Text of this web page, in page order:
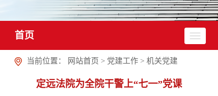
首页
当前位置： 网站首页 > 党建工作 > 机关党建
定远法院为全院干警上“七一”党课